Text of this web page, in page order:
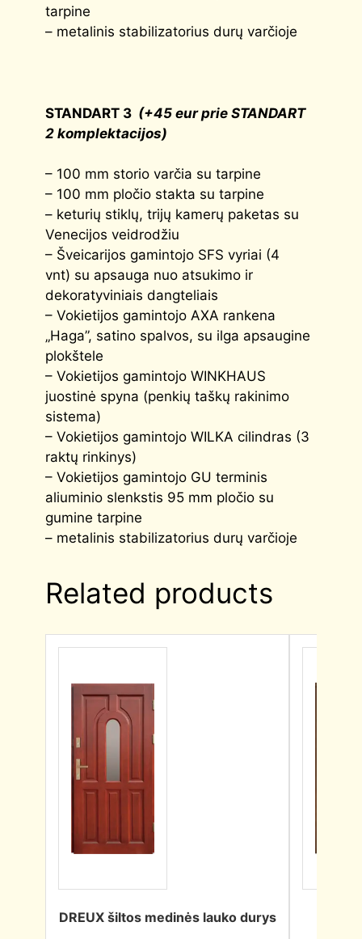
tarpine
– metalinis stabilizatorius durų varčioje
STANDART 3 (+45 eur prie STANDART
2 komplektacijos)
– 100 mm storio varčia su tarpine
– 100 mm pločio stakta su tarpine
– keturių stiklų, trijų kamerų paketas su
Venecijos veidrodžiu
– Šveicarijos gamintojo SFS vyriai (4
vnt) su apsauga nuo atsukimo ir
dekoratyviniais dangteliais
– Vokietijos gamintojo AXA rankena
„Haga”, satino spalvos, su ilga apsaugine
plokštele
– Vokietijos gamintojo WINKHAUS
juostinė spyna (penkių taškų rakinimo
sistema)
– Vokietijos gamintojo WILKA cilindras (3
raktų rinkinys)
– Vokietijos gamintojo GU terminis
aliuminio slenkstis 95 mm pločio su
gumine tarpine
– metalinis stabilizatorius durų varčioje
Related products
DREUX šiltos medinės lauko durys